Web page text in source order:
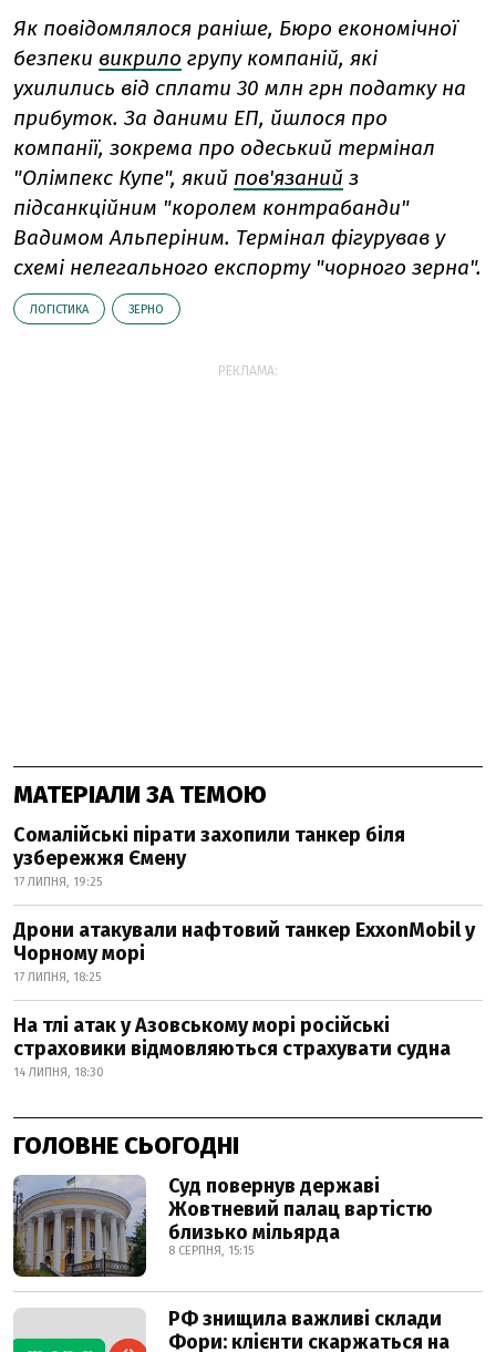
Як повідомлялося раніше, Бюро економічної
безпеки викрило групу компаній, які
ухилились від сплати 30 млн грн податку на
прибуток. За даними ЕП, йшлося про
компанії, зокрема про одеський термінал
"Олімпекс Купе", який пов'язаний з
підсанкційним "королем контрабанди"
Вадимом Альперіним. Термінал фігурував у
схемі нелегального експорту "чорного зерна".
ЛОГІСТИКА ЗЕРНО
РЕКЛАМА:
МАТЕРІАЛИ ЗА ТЕМОЮ
Сомалійські пірати захопили танкер біля
узбережжя Ємену
17 ЛИПНЯ, 19:25
Дрони атакували нафтовий танкер ExxonMobil у
Чорному морі
17 ЛИПНЯ, 18:25
На тлі атак у Азовському морі російські
страховики відмовляються страхувати судна
14 ЛИПНЯ, 18:30
ГОЛОВНЕ СЬОГОДНІ
Суд повернув державі
Жовтневий палац вартістю
близько мільярда
8 СЕРПНЯ, 15:15
РФ знищила важливі склади
Фори: клієнти скаржаться на